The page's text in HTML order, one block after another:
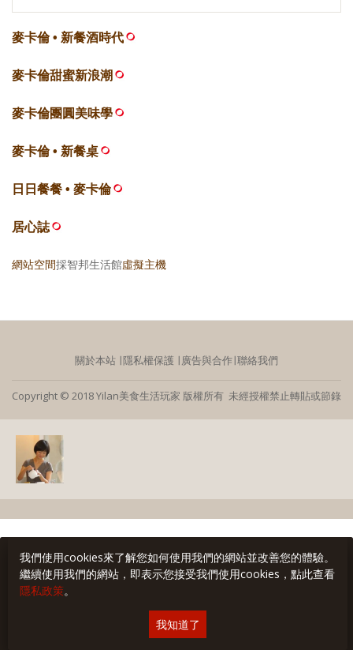
麥卡倫 • 新餐酒時代
麥卡倫甜蜜新浪潮
麥卡倫團圓美味學
麥卡倫 • 新餐桌
日日餐餐 • 麥卡倫
居心誌
網站空間採智邦生活館虛擬主機
關於本站 ∣隱私權保護 ∣ 廣告與合作∣聯絡我們
Copyright © 2018 Yilan美食生活玩家 版權所有 未經授權禁止轉貼或節錄
我們使用cookies來了解您如何使用我們的網站並改善您的體驗。
繼續使用我們的網站，即表示您接受我們使用cookies，點此查看
隱私政策。
我知道了